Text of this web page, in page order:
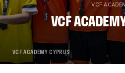
VCF
VCF
VCF ACADEMY CYPRUS